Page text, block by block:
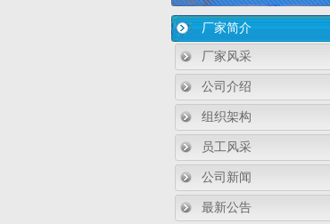
厂家简介
厂家风采
公司介绍
组织架构
员工风采
公司新闻
最新公告